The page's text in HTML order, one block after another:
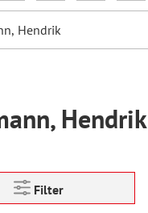
Hendrik
Filter